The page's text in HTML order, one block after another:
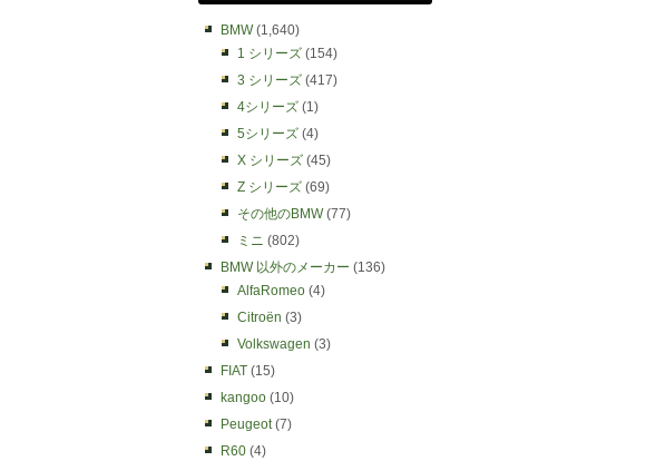
BMW(1,640)
1 シリーズ (154)
3 シリーズ (417)
4シリーズ (1)
5シリーズ (4)
X シリーズ (45)
Z シリーズ (69)
その他のBMW(77)
ミニ (802)
BMW 以外のメーカー (136)
AlfaRomeo (4)
Citroën (3)
Volkswagen (3)
FIAT (15)
kangoo (10)
Peugeot(7)
R60 (4)